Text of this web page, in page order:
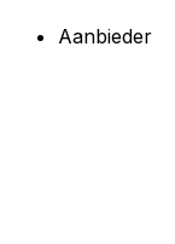
Aanbieder